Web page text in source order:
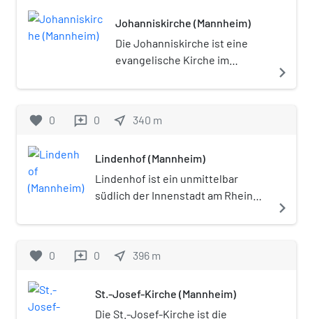
Johanniskirche (Mannheim)
Die Johanniskirche ist eine
evangelische Kirche im
Lindenhof. Sie wurde zwischen
Curjel und Karl Moser erbaut.
navigate_next
favorite 0 reviews 0 near_me 340 m
Lindenhof (Mannheim)
Lindenhof ist ein unmittelbar
südlich der Innenstadt am Rhein
Stadtteil von Mannheim im Rhein-
navigate_next
favorite 0 reviews 0 near_me 396 m
St.-Josef-Kirche (Mannheim)
Die St.-Josef-Kirche ist die